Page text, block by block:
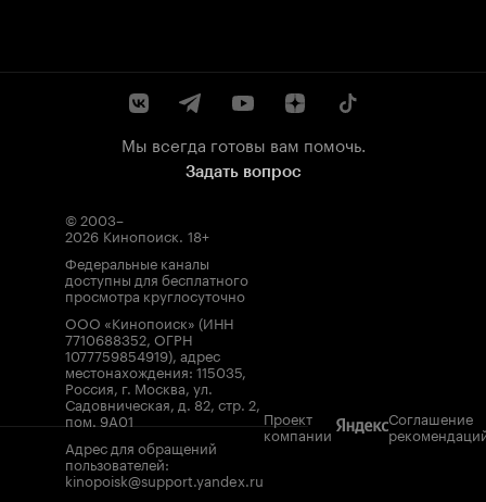
Мы всегда готовы вам помочь.
Задать вопрос
© 2003–
2026 Кинопоиск. 18+
Федеральные каналы
доступны для бесплатного
просмотра круглосуточно
ООО «Кинопоиск» (ИНН
7710688352, ОГРН
1077759854919), адрес
местонахождения: 115035,
Россия, г. Москва, ул.
Садовническая, д. 82, стр. 2,
пом. 9А01
Адрес для обращений
пользователей:
kinopoisk@support.yandex.ru
Проект
компании
Соглашение